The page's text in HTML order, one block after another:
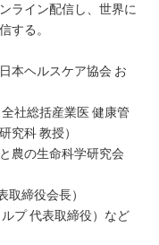
ライン配信し、世界に
する。
本ヘルスケア協会 お
社総括産業医 健康管
究科 教授）
農の生命科学研究会
取締役会長）
プ 代表取締役）など